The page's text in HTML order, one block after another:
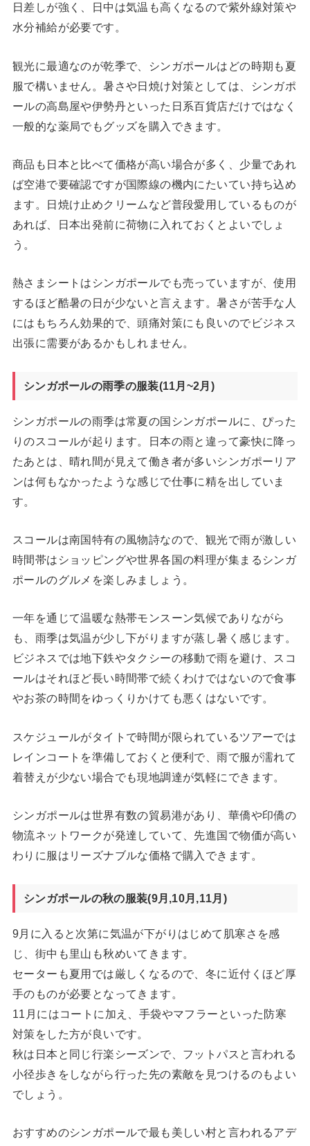
日差しが強く、日中は気温も高くなるので紫外線対策や
水分補給が必要です。
観光に最適なのが乾季で、シンガポールはどの時期も夏
服で構いません。暑さや日焼け対策としては、シンガポ
ールの高島屋や伊勢丹といった日系百貨店だけではなく
一般的な薬局でもグッズを購入できます。
商品も日本と比べて価格が高い場合が多く、少量であれ
ば空港で要確認ですが国際線の機内にたいてい持ち込め
ます。日焼け止めクリームなど普段愛用しているものが
あれば、日本出発前に荷物に入れておくとよいでしょ
う。
熱さまシートはシンガポールでも売っていますが、使用
するほど酷暑の日が少ないと言えます。暑さが苦手な人
にはもちろん効果的で、頭痛対策にも良いのでビジネス
出張に需要があるかもしれません。
シンガポールの雨季の服装(11月~2月)
シンガポールの雨季は常夏の国シンガポールに、ぴった
りのスコールが起ります。日本の雨と違って豪快に降っ
たあとは、晴れ間が見えて働き者が多いシンガポーリア
ンは何もなかったような感じで仕事に精を出していま
す。
スコールは南国特有の風物詩なので、観光で雨が激しい
時間帯はショッピングや世界各国の料理が集まるシンガ
ポールのグルメを楽しみましょう。
一年を通じて温暖な熱帯モンスーン気候でありながら
も、雨季は気温が少し下がりますが蒸し暑く感じます。
ビジネスでは地下鉄やタクシーの移動で雨を避け、スコ
ールはそれほど長い時間帯で続くわけではないので食事
やお茶の時間をゆっくりかけても悪くはないです。
スケジュールがタイトで時間が限られているツアーでは
レインコートを準備しておくと便利で、雨で服が濡れて
着替えが少ない場合でも現地調達が気軽にできます。
シンガポールは世界有数の貿易港があり、華僑や印僑の
物流ネットワークが発達していて、先進国で物価が高い
わりに服はリーズナブルな価格で購入できます。
シンガポールの秋の服装(9月,10月,11月)
9月に入ると次第に気温が下がりはじめて肌寒さを感
じ、街中も里山も秋めいてきます。
セーターも夏用では厳しくなるので、冬に近付くほど厚
手のものが必要となってきます。
11月にはコートに加え、手袋やマフラーといった防寒
対策をした方が良いです。
秋は日本と同じ行楽シーズンで、フットパスと言われる
小径歩きをしながら行った先の素敵を見つけるのもよい
でしょう。
おすすめのシンガポールで最も美しい村と言われるアデ